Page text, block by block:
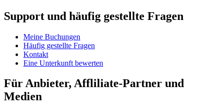
Support und häufig gestellte Fragen
Meine Buchungen
Häufig gestellte Fragen
Kontakt
Eine Unterkunft bewerten
Für Anbieter, Affliliate-Partner und
Medien